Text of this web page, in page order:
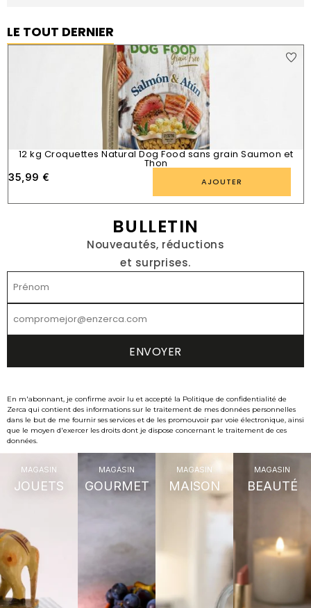
LE TOUT DERNIER
12 kg Croquettes Natural Dog Food sans grain Saumon et
Thon
35,99 € AJOUTER
BULLETIN
Nouveautés, réductions
et surprises.
En m'abonnant, je confirme avoir lu et accepté la Politique de confidentialité de
Zerca qui contient des informations sur le traitement de mes données personnelles
dans le but de me fournir ses services et de les promouvoir par voie électronique, ainsi
que le moyen d'exercer les droits dont je dispose concernant le traitement de ces
données.
MAGASIN
JOUETS
MAGASIN
GOURMET
MAGASIN
MAISON
MAGASIN
BEAUTÉ